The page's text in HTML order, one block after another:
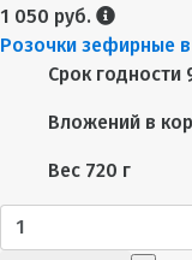
1 050 руб.
Розочки зефирные
Срок годности
Вложений в
Вес 720 г